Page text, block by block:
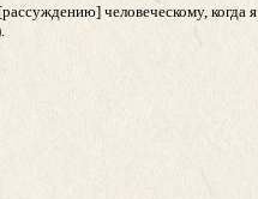
человеческому, когда я